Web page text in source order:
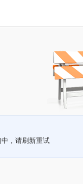
，请刷新重试